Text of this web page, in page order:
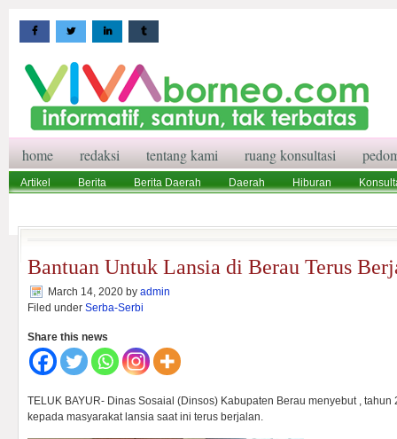
home redaksi tentang kami ruang konsultasi
Artikel Berita Berita Daerah Daerah Hiburan
Bantuan Untuk Lansia di Berau Terus
March 14, 2020 by admin
Filed under Serba-Serbi
Share this news
TELUK BAYUR- Dinas Sosaial (Dinsos) Kabupaten Berau menyebut ,
kepada masyarakat lansia saat ini terus berjalan.